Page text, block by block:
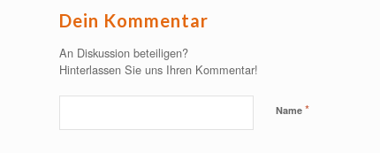
Dein Kommentar
An Diskussion beteiligen?
Hinterlassen Sie uns Ihren Kommentar!
Name *